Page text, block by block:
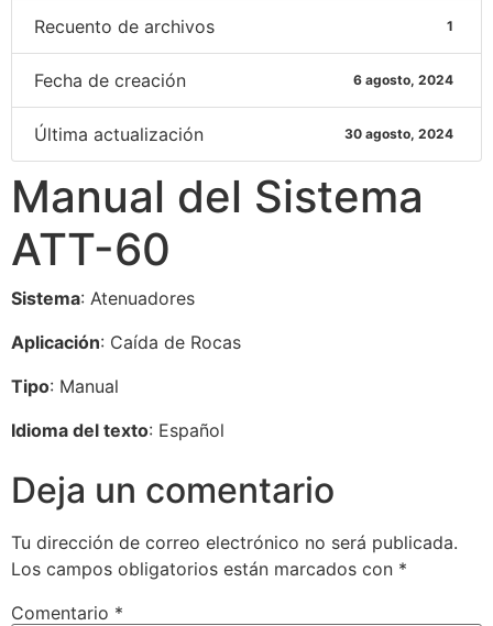
Recuento de archivos 1
Fecha de creación 6 agosto, 2024
Última actualización 30 agosto, 2024
Manual del Sistema
ATT-60
Sistema: Atenuadores
Aplicación: Caída de Rocas
Tipo: Manual
Idioma del texto: Español
Deja un comentario
Tu dirección de correo electrónico no será publicada.
Los campos obligatorios están marcados con *
Comentario *